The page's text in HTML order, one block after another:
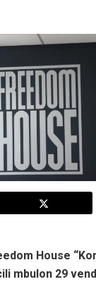
House
mbulon 29